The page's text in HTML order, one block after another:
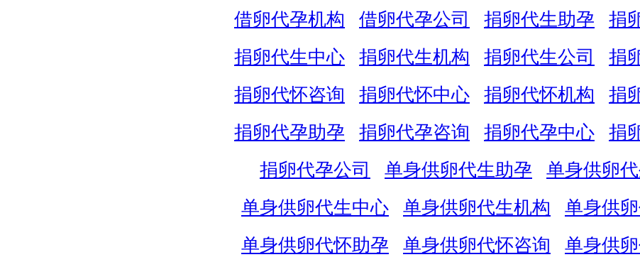
借卵代孕机构
借卵代孕公司 捐卵代生助孕
捐
捐卵代生中心
捐卵代生机构 捐卵代生公司
捐
捐卵代怀咨询
捐卵代怀中心 捐卵代怀机构
捐
捐卵代孕助孕
捐卵代孕咨询 捐卵代孕中心
捐
捐卵代孕公司
单身供卵代生助孕
单身供卵
单身供卵代生中心
单身供卵代生机构
单身供
单身供卵代怀助孕
单身供卵代怀咨询
单身供